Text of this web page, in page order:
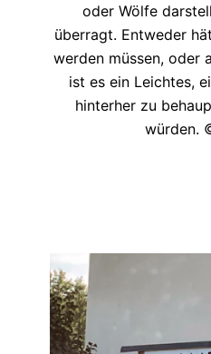
oder Wölfe
überragt. Entweder
werden müssen, oder
ist es ein Leichtes,
hinterher zu
würden.